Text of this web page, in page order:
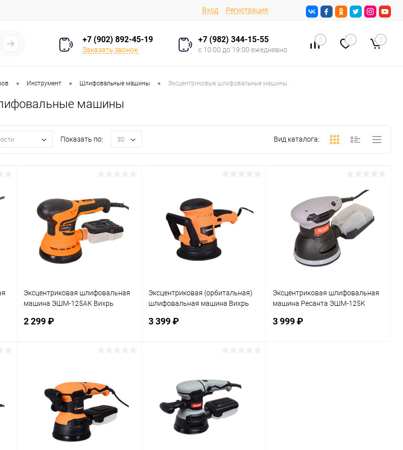
Вход Регистрация
+7 (902) 892-45-19
Заказать звонок
+7 (982) 344-15-55
с 10:00 до 19:00 ежедневно
0 0 0
• Инструмент • Шлифовальные машины • Эксцентриковые шлифовальные машины
машины
Показать по: 30 Вид каталога:
Эксцентриковая шлифовальная
машина ЭШМ-125АК Вихрь
2 299 ₽
Купить в 1 клик К сравнению
В избранное В наличии
Эксцентриковая (орбитальная)
шлифовальная машина Вихрь
3 399 ₽
Купить в 1 клик К сравнению
В избранное В наличии
Эксцентриковая шлифовальная
машина Ресанта ЭШМ-125К
3 999 ₽